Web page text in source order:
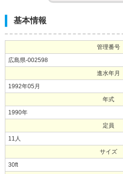
基本情報
管理番号
広島県-002598
進水年月
1992年05月
年式
1990年
定員
11人
サイズ
30ft